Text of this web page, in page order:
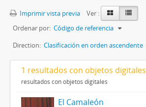
Imprimir vista previa
Ver :
Ordenar por: Código de referencia
Direction: Clasificación en orden ascendente
1 resultados con objetos digitales
resultados con objetos digitales
El Camaleón